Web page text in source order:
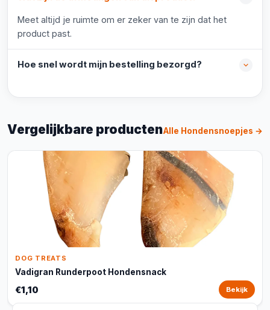
Meet altijd je ruimte om er zeker van te zijn dat het
product past.
Hoe snel wordt mijn bestelling bezorgd?
Vergelijkbare productenAlle Hondensnoepjes →
DOG TREATS
Vadigran Runderpoot Hondensnack
€1,10 Bekijk